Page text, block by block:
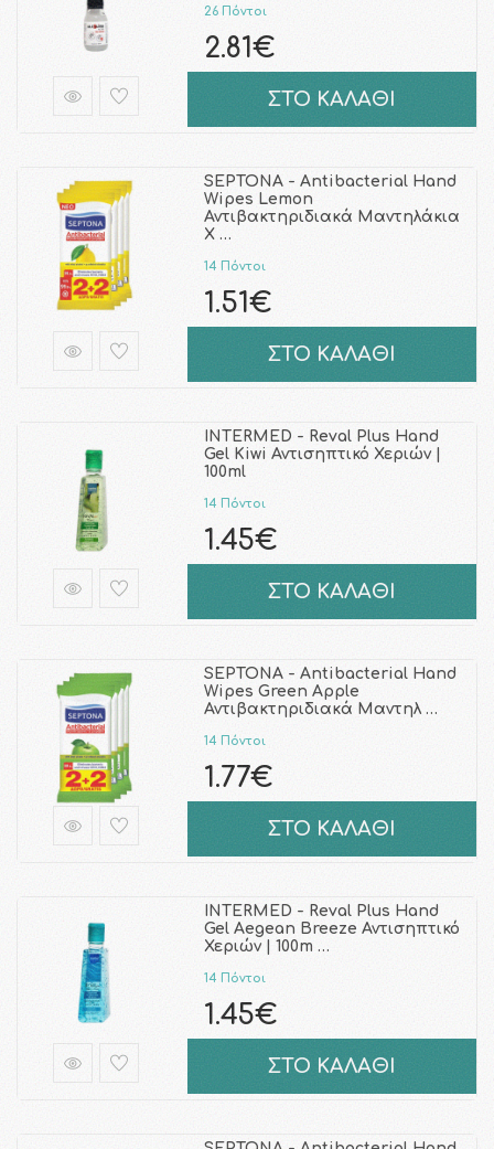
26 Πόντοι
2.81€
ΣΤΟ ΚΑΛΑΘΙ
SEPTONA - Antibacterial Hand
Wipes Lemon
Αντιβακτηριδιακά Μαντηλάκια
Χ …
14 Πόντοι
1.51€
ΣΤΟ ΚΑΛΑΘΙ
INTERMED - Reval Plus Hand
Gel Kiwi Αντισηπτικό Χεριών |
100ml
14 Πόντοι
1.45€
ΣΤΟ ΚΑΛΑΘΙ
SEPTONA - Antibacterial Hand
Wipes Green Apple
Αντιβακτηριδιακά Μαντηλ …
14 Πόντοι
1.77€
ΣΤΟ ΚΑΛΑΘΙ
INTERMED - Reval Plus Hand
Gel Aegean Breeze Αντισηπτικό
Χεριών | 100m …
14 Πόντοι
1.45€
ΣΤΟ ΚΑΛΑΘΙ